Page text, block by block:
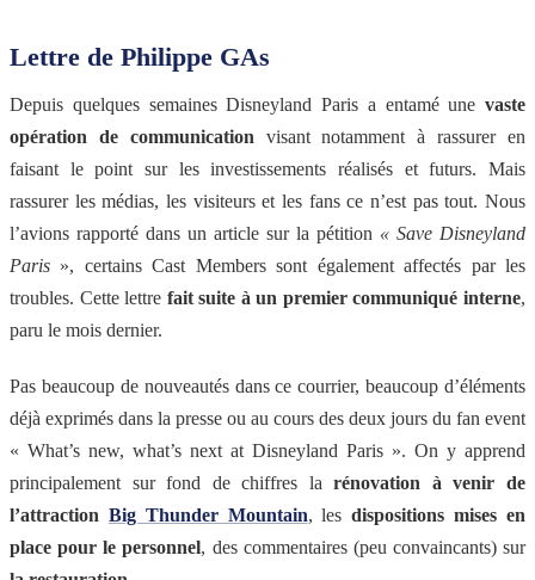
Lettre de Philippe GAs
Depuis quelques semaines Disneyland Paris a entamé une vaste
opération de communication visant notamment à rassurer en
faisant le point sur les investissements réalisés et futurs. Mais
rassurer les médias, les visiteurs et les fans ce n’est pas tout. Nous
l’avions rapporté dans un article sur la pétition « Save Disneyland
Paris », certains Cast Members sont également affectés par les
troubles. Cette lettre fait suite à un premier communiqué interne,
paru le mois dernier.
Pas beaucoup de nouveautés dans ce courrier, beaucoup d’éléments
déjà exprimés dans la presse ou au cours des deux jours du fan event
« What’s new, what’s next at Disneyland Paris ». On y apprend
principalement sur fond de chiffres larénovation à venir de
l’attraction Big Thunder Mountain, les dispositions mises en
place pour le personnel, des commentaires (peu convaincants) sur